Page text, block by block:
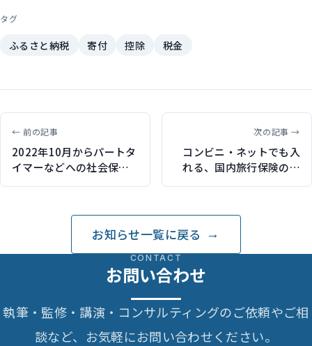
タグ
ふるさと納税 寄付 控除 税金
← 前の記事
2022年10月からパートタ
イマーなどへの社会保険
以上が対象に（保険比較
ライフィで記事執筆）
次の記事 →
コンビニ・ネットでも入
れる、国内旅行保険の補
ィで記事執筆）
お知らせ一覧に戻る
CONTACT
お問い合わせ
執筆・監修・講演・コンサルティングのご依頼やご相
談など、お気軽にお問い合わせください。